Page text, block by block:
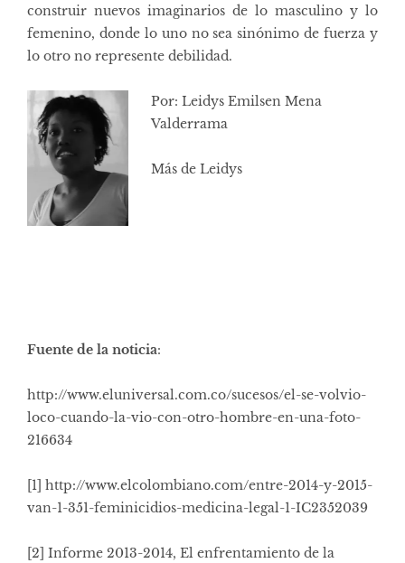
construir nuevos imaginarios de lo masculino y lo
femenino, donde lo uno no sea sinónimo de fuerza y
lo otro no represente debilidad.
Por: Leidys Emilsen Mena
Valderrama
Más de Leidys
Fuente de la noticia:
http://www.eluniversal.com.co/sucesos/el-se-volvio-
loco-cuando-la-vio-con-otro-hombre-en-una-foto-
216634
[1] http://www.elcolombiano.com/entre-2014-y-2015-
van-1-351-feminicidios-medicina-legal-1-IC2352039
[2] Informe 2013-2014, El enfrentamiento de la